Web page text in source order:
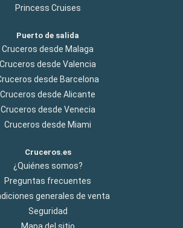
Princess Cruises
Puerto de salida
Cruceros desde Malaga
Cruceros desde Valencia
desde Barcelona
Cruceros desde Alicante
Cruceros desde Venecia
Cruceros desde Miami
Cruceros.es
¿Quiénes somos?
Preguntas frecuentes
generales de venta
Seguridad